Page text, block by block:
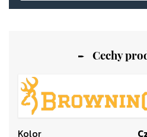
Cechy
Kolor